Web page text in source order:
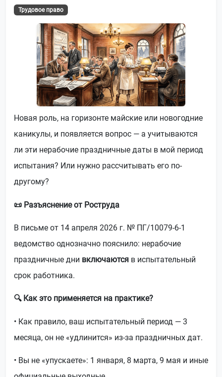
Трудовое право
Новая роль, на горизонте майские или новогодние
каникулы, и появляется вопрос — а учитываются
ли эти нерабочие праздничные даты в мой период
испытания? Или нужно рассчитывать его по-
другому?
📜 Разъяснение от Роструда
В письме от 14 апреля 2026 г. № ПГ/10079-6-1
ведомство однозначно пояснило: нерабочие
праздничные дни включаются в испытательный
срок работника.
🔍 Как это применяется на практике?
• Как правило, ваш испытательный период — 3
месяца, он не «удлинится» из-за праздничных дат.
• Вы не «упускаете»: 1 января, 8 марта, 9 мая и иные